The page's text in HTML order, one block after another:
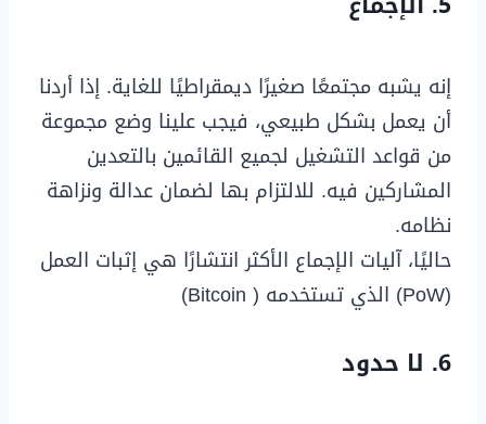
إنه يشبه مجتمعًا صغيرًا ديمقراطيًا للغاية. إذا أردنا
أن يعمل بشكل طبيعي، فيجب علينا وضع مجموعة
من قواعد التشغيل لجميع القائمين بالتعدين
المشاركين فيه. للالتزام بها لضمان عدالة ونزاهة
نظامه.
حاليًا، آليات الإجماع الأكثر انتشارًا هي إثبات العمل
(PoW) الذي تستخدمه ( Bitcoin)
6. لا حدود